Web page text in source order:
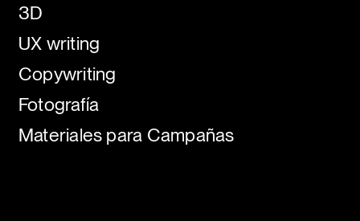
3D
UX writing
Copywriting
Fotografía
Materiales para Campañas